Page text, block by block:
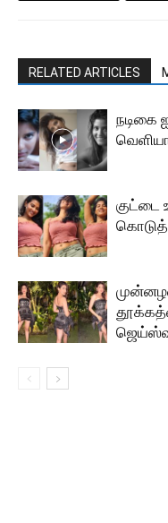
RELATED ARTICLES
நடிகை
குட்டை